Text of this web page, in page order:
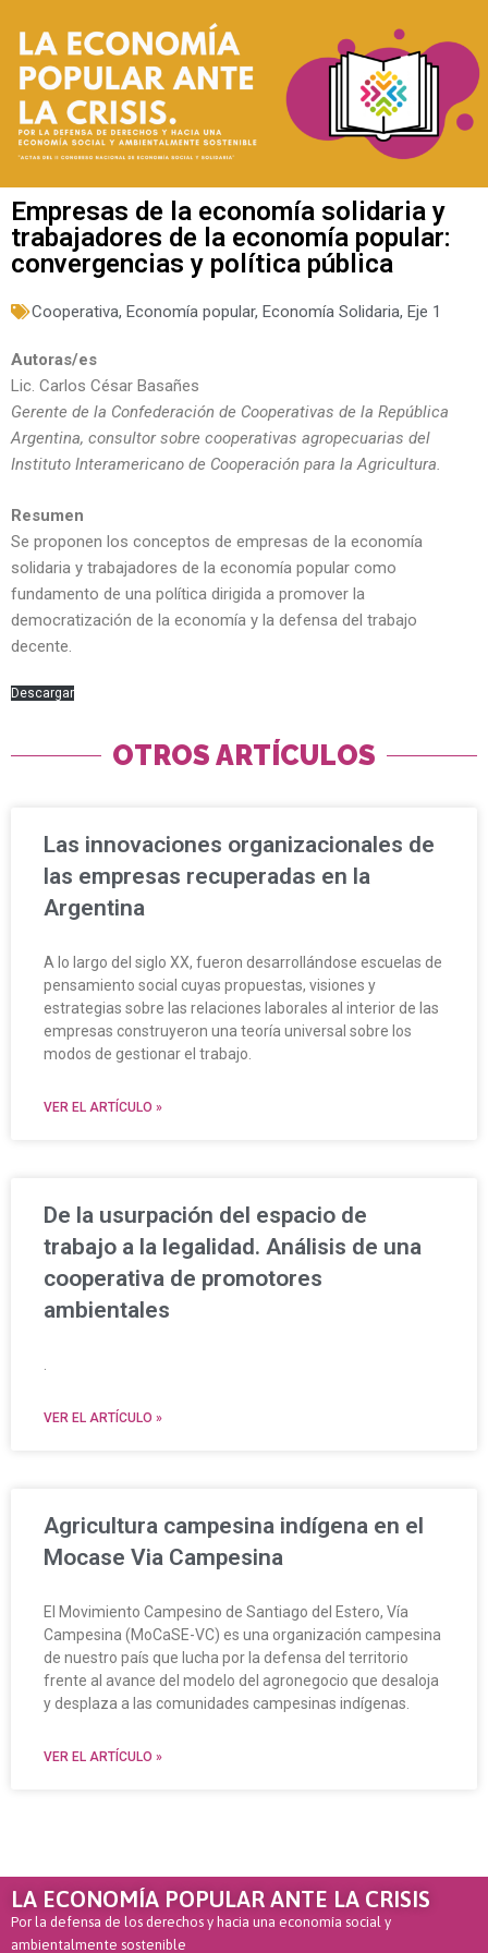
Empresas de la economía solidaria y
trabajadores de la economía popular:
convergencias y política pública
Cooperativa, Economía popular, Economía Solidaria, Eje 1
Autoras/es
Lic. Carlos César Basañes
Gerente de la Confederación de Cooperativas de la República
Argentina, consultor sobre cooperativas agropecuarias del
Instituto Interamericano de Cooperación para la Agricultura.
Resumen
Se proponen los conceptos de empresas de la economía
solidaria y trabajadores de la economía popular como
fundamento de una política dirigida a promover la
democratización de la economía y la defensa del trabajo
decente.
Descargar
OTROS ARTÍCULOS
Las innovaciones organizacionales de
las empresas recuperadas en la
Argentina
A lo largo del siglo XX, fueron desarrollándose escuelas de
pensamiento social cuyas propuestas, visiones y
estrategias sobre las relaciones laborales al interior de las
empresas construyeron una teoría universal sobre los
modos de gestionar el trabajo.
VER EL ARTÍCULO »
De la usurpación del espacio de
trabajo a la legalidad. Análisis de una
cooperativa de promotores
ambientales
.
VER EL ARTÍCULO »
Agricultura campesina indígena en el
Mocase Via Campesina
El Movimiento Campesino de Santiago del Estero, Vía
Campesina (MoCaSE-VC) es una organización campesina
de nuestro país que lucha por la defensa del territorio
frente al avance del modelo del agronegocio que desaloja
y desplaza a las comunidades campesinas indígenas.
VER EL ARTÍCULO »
LA ECONOMÍA POPULAR ANTE LA CRISIS
Por la defensa de los derechos y hacia una economía social y
ambientalmente sostenible